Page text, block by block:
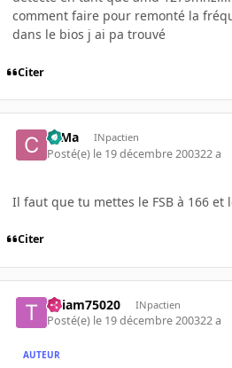
comment faire pour remonté la
dans le bios j ai pa trouvé
Citer
c0Ma INpactien
Posté(e) le 19 décembre 200322 a
Il faut que tu mettes le FSB à 166 et
Citer
Thiam75020 INpactien
Posté(e) le 19 décembre 200322 a
AUTEUR